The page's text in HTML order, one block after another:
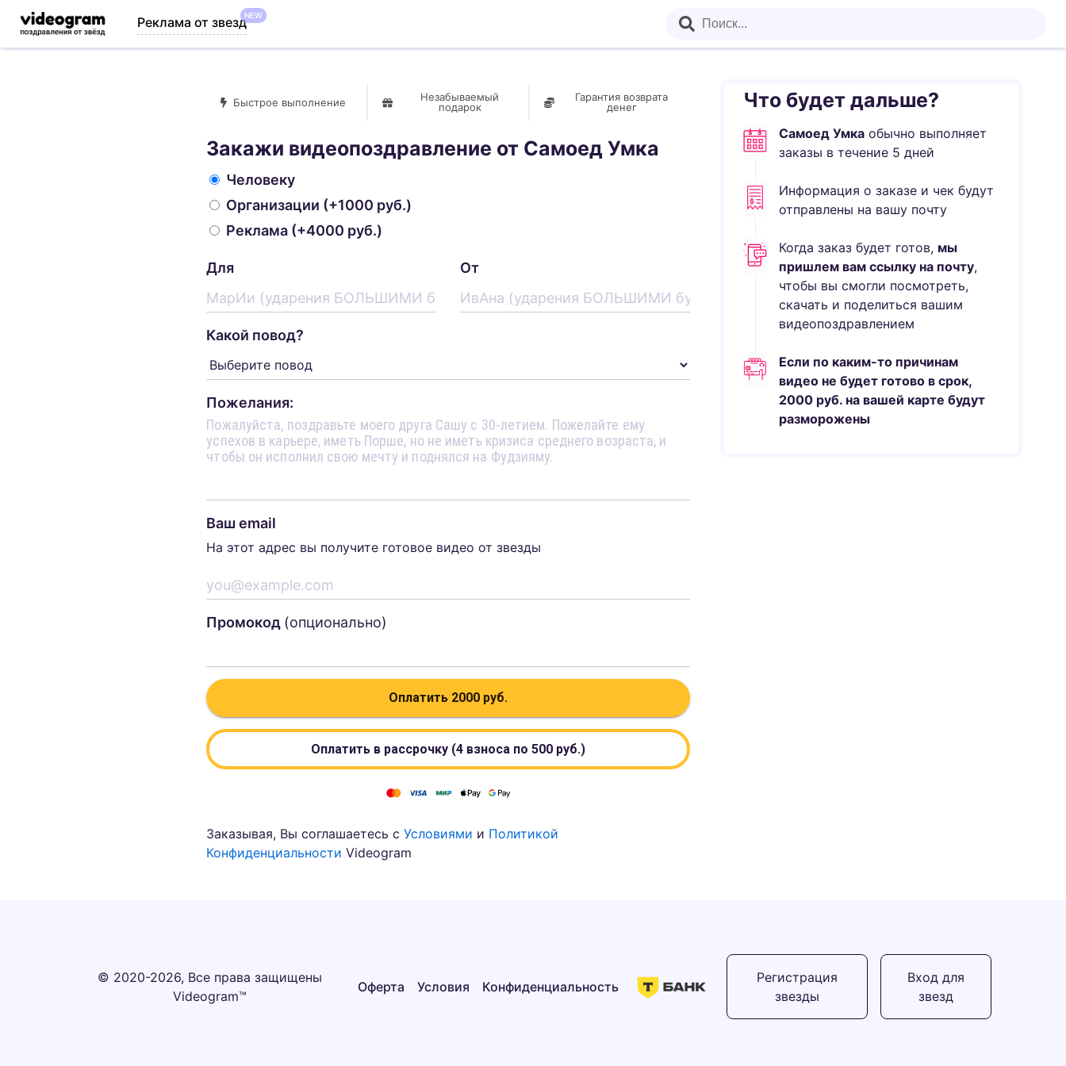
Реклама от звездNEW
Быстрое выполнение
Незабываемый
подарок
Гарантия возврата
денег
Закажи видеопоздравление от Самоед Умка
Человеку
Организации (+1000 руб.)
Реклама (+4000 руб.)
Для От
Какой повод?
Пожелания:
Ваш email
На этот адрес вы получите готовое видео от звезды
Промокод (опционально)
Оплатить 2000 руб.
Оплатить в рассрочку (4 взноса по500 руб.)
Что будет дальше?
Самоед Умка обычно выполняет
заказы в течение 5 дней
Информация о заказе и чек будут
отправлены на вашу почту
Когда заказ будет готов, мы
пришлем вам ссылку на почту,
чтобы вы смогли посмотреть,
скачать и поделиться вашим
видеопоздравлением
Если по каким-то причинам
видео не будет готово в срок,
2000 руб. на вашей карте будут
разморожены
Заказывая, Вы соглашаетесь сУсловиями и Политикой
Конфиденциальности Videogram
© 2020-2026, Все права защищены
Videogram™
Оферта Условия Конфиденциальность
Регистрация
звезды
Вход для
звезд